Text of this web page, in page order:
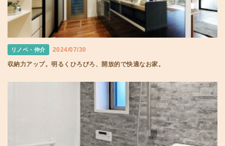
リノベ・仲介 2024/07/30
収納力アップ。明るくひろびろ、開放的で快適なお家。